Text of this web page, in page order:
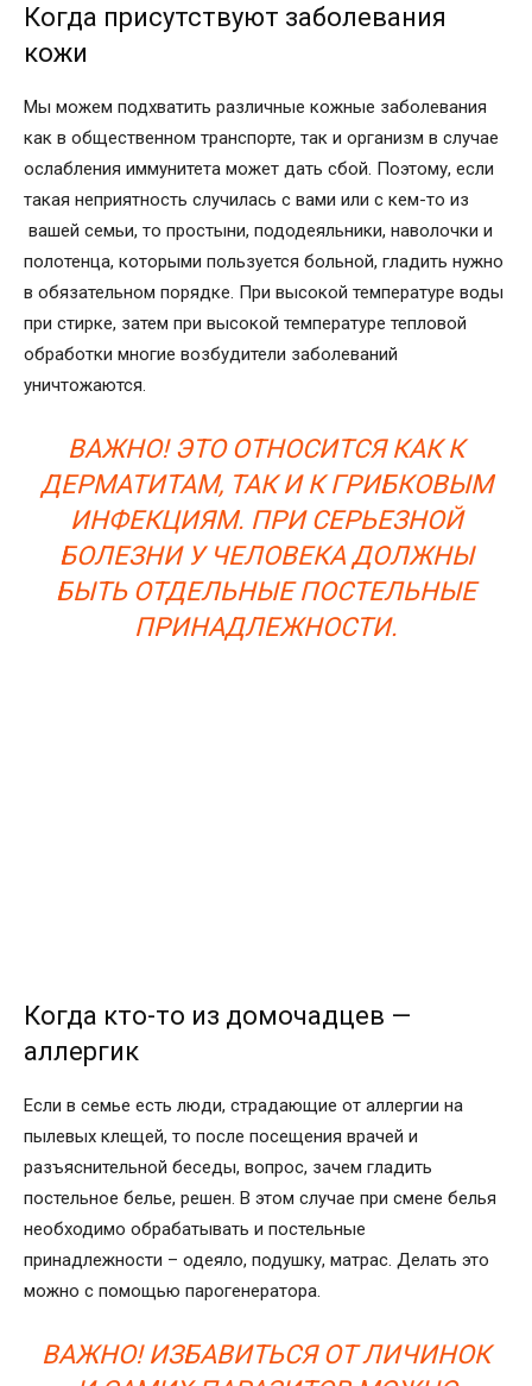
Когда присутствуют заболевания
кожи
Мы можем подхватить различные кожные заболевания
как в общественном транспорте, так и организм в случае
ослабления иммунитета может дать сбой. Поэтому, если
такая неприятность случилась с вами или с кем-то из
вашей семьи, то простыни, пододеяльники, наволочки и
полотенца, которыми пользуется больной, гладить нужно
в обязательном порядке. При высокой температуре воды
при стирке, затем при высокой температуре тепловой
обработки многие возбудители заболеваний
уничтожаются.
ВАЖНО! ЭТО ОТНОСИТСЯ КАК К
ДЕРМАТИТАМ, ТАК И К ГРИБКОВЫМ
ИНФЕКЦИЯМ. ПРИ СЕРЬЕЗНОЙ
БОЛЕЗНИ У ЧЕЛОВЕКА ДОЛЖНЫ
БЫТЬ ОТДЕЛЬНЫЕ ПОСТЕЛЬНЫЕ
ПРИНАДЛЕЖНОСТИ.
Когда кто-то из домочадцев —
аллергик
Если в семье есть люди, страдающие от аллергии на
пылевых клещей, то после посещения врачей и
разъяснительной беседы, вопрос, зачем гладить
постельное белье, решен. В этом случае при смене белья
необходимо обрабатывать и постельные
принадлежности – одеяло, подушку, матрас. Делать это
можно с помощью парогенератора.
ВАЖНО! ИЗБАВИТЬСЯ ОТ ЛИЧИНОК